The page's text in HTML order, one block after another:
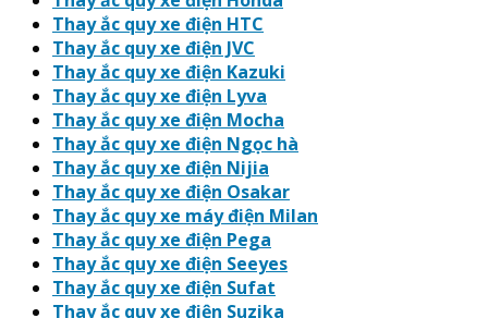
Thay ắc quy xe điện HTC
Thay ắc quy xe điện JVC
Thay ắc quy xe điện Kazuki
Thay ắc quy xe điện Lyva
Thay ắc quy xe điện Mocha
Thay ắc quy xe điện Ngọc hà
Thay ắc quy xe điện Nijia
Thay ắc quy xe điện Osakar
Thay ắc quy xe máy điện Milan
Thay ắc quy xe điện Pega
Thay ắc quy xe điện Seeyes
Thay ắc quy xe điện Sufat
Thay ắc quy xe điện Suzika